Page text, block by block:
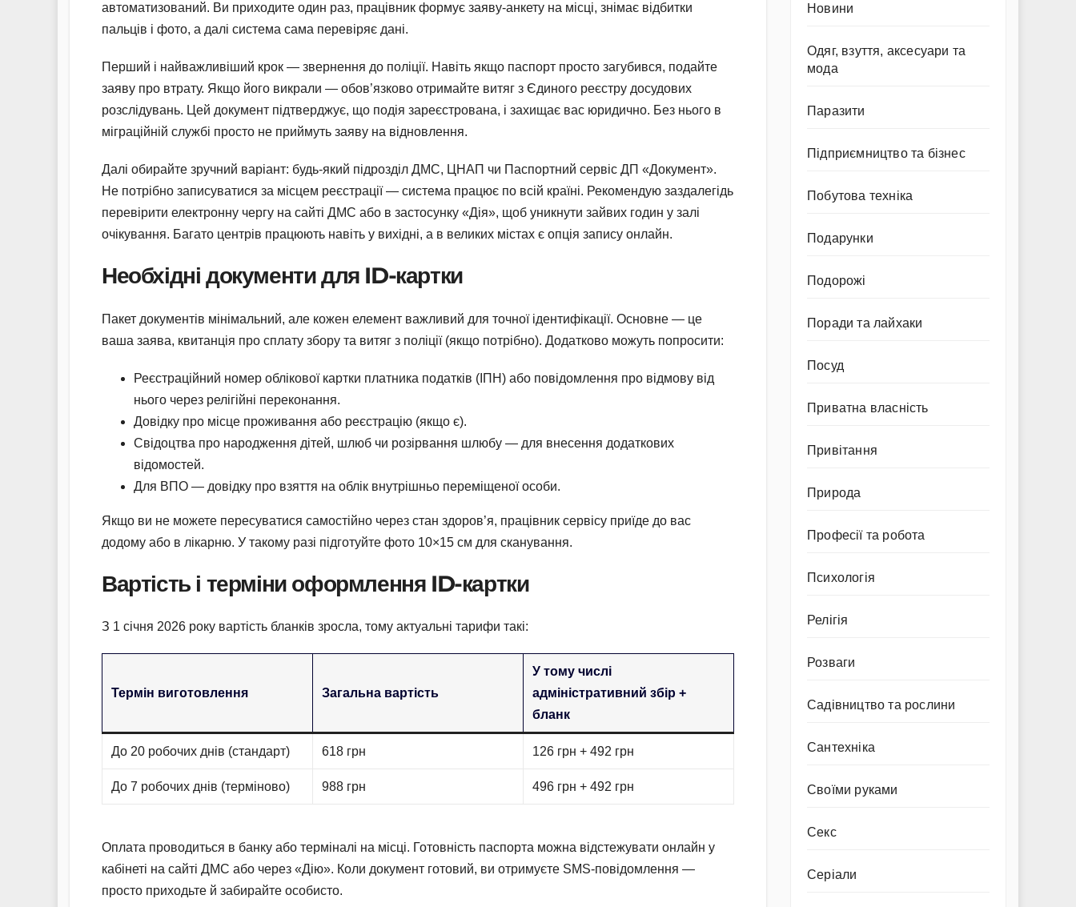
автоматизований. Ви приходите один раз, працівник формує заяву-анкету на місці, знімає відбитки
пальців і фото, а далі система сама перевіряє дані.
Перший і найважливіший крок — звернення до поліції. Навіть якщо паспорт просто загубився, подайте
заяву про втрату. Якщо його викрали — обов’язково отримайте витяг з Єдиного реєстру досудових
розслідувань. Цей документ підтверджує, що подія зареєстрована, і захищає вас юридично. Без нього в
міграційній службі просто не приймуть заяву на відновлення.
Далі обирайте зручний варіант: будь-який підрозділ ДМС, ЦНАП чи Паспортний сервіс ДП «Документ».
Не потрібно записуватися за місцем реєстрації — система працює по всій країні. Рекомендую заздалегідь
перевірити електронну чергу на сайті ДМС або в застосунку «Дія», щоб уникнути зайвих годин у залі
очікування. Багато центрів працюють навіть у вихідні, а в великих містах є опція запису онлайн.
Необхідні документи для ID-картки
Пакет документів мінімальний, але кожен елемент важливий для точної ідентифікації. Основне — це
ваша заява, квитанція про сплату збору та витяг з поліції (якщо потрібно). Додатково можуть попросити:
Реєстраційний номер облікової картки платника податків (ІПН) або повідомлення про відмову від
нього через релігійні переконання.
Довідку про місце проживання або реєстрацію (якщо є).
Свідоцтва про народження дітей, шлюб чи розірвання шлюбу — для внесення додаткових
відомостей.
Для ВПО — довідку про взяття на облік внутрішньо переміщеної особи.
Якщо ви не можете пересуватися самостійно через стан здоров’я, працівник сервісу приїде до вас
додому або в лікарню. У такому разі підготуйте фото 10×15 см для сканування.
Вартість і терміни оформлення ID-картки
З 1 січня 2026 року вартість бланків зросла, тому актуальні тарифи такі:
Термін виготовлення Загальна вартість
У тому числі
адміністративний збір +
бланк
До 20 робочих днів (стандарт) 618 грн 126 грн + 492 грн
До 7 робочих днів (терміново) 988 грн 496 грн + 492 грн
Оплата проводиться в банку або терміналі на місці. Готовність паспорта можна відстежувати онлайн у
кабінеті на сайті ДМС або через «Дію». Коли документ готовий, ви отримуєте SMS-повідомлення —
просто приходьте й забирайте особисто.
Новини
Одяг, взуття, аксесуари та
мода
Паразити
Підприємництво та бізнес
Побутова техніка
Подарунки
Подорожі
Поради та лайхаки
Посуд
Приватна власність
Привітання
Природа
Професії та робота
Психологія
Релігія
Розваги
Садівництво та рослини
Сантехніка
Своїми руками
Секс
Серіали